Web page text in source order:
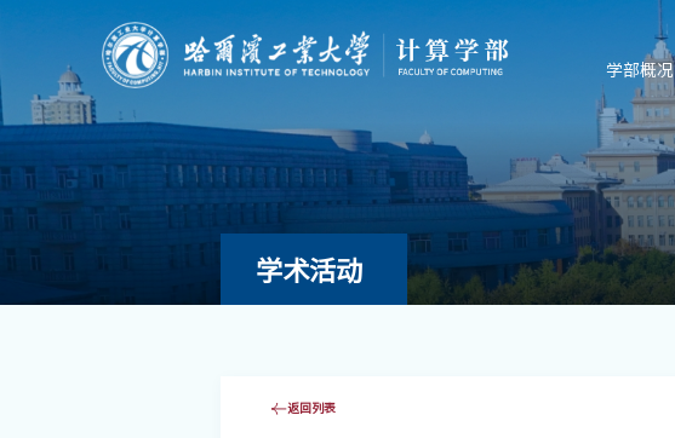
学部概况
学术活动
返回列表